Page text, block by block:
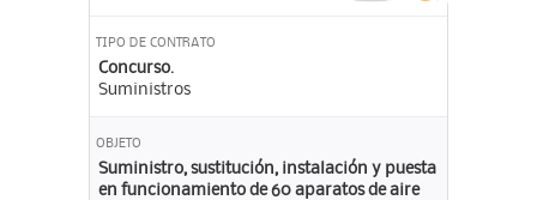
TIPO DE CONTRATO
Concurso.
Suministros
OBJETO
Suministro, sustitución, instalación y puesta
en funcionamiento de 60 aparatos de aire